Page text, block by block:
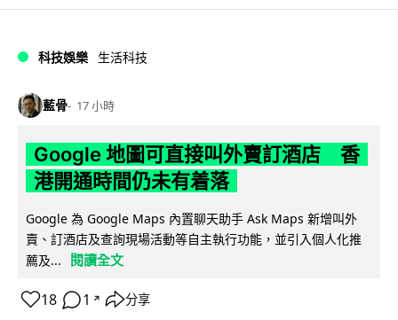
科技娛樂 生活科技
藍骨 17 小時
Google 地圖可直接叫外賣訂酒店 香
港開通時間仍未有着落
Google 為 Google Maps 內置聊天助手 Ask Maps 新增叫外
賣、訂酒店及查詢現場活動等自主執行功能，並引入個人化推
薦及...
閱讀全文
18 1 ↗ 分享